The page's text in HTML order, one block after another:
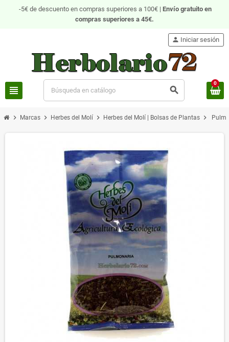
-5€ de descuento en compras superiores a 100€ | Envío gratuito en
compras superiores a 45€.
view_headline search
person Iniciar sesión
0
chevron_right Marcas chevron_right Herbes del Molí chevron_right Herbes del Molí | Bolsas de Plantas chevron_right